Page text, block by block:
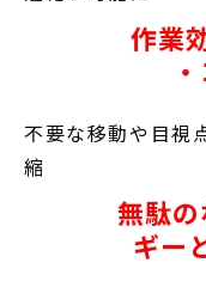
作業
不要な移動や目視
縮
無駄
ギー